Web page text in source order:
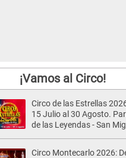
¡Vamos al Circo!
Circo de las Estrellas
15 Julio al 30 Agosto.
de las Leyendas - San
Circo Montecarlo 2026: